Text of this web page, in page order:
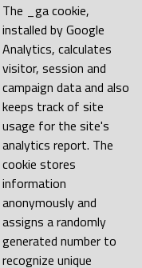
The _ga cookie,
installed by Google
Analytics, calculates
visitor, session and
campaign data and also
keeps track of site
usage for the site's
analytics report. The
cookie stores
information
anonymously and
assigns a randomly
generated number to
recognize unique